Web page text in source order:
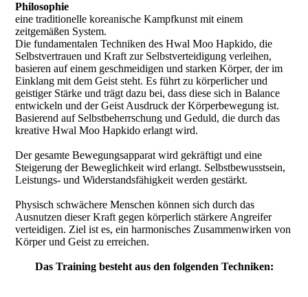
Philosophie
eine traditionelle koreanische Kampfkunst mit einem
zeitgemäßen System.
Die fundamentalen Techniken des Hwal Moo Hapkido, die
Selbstvertrauen und Kraft zur Selbstverteidigung verleihen,
basieren auf einem geschmeidigen und starken Körper, der im
Einklang mit dem Geist steht. Es führt zu körperlicher und
geistiger Stärke und trägt dazu bei, dass diese sich in Balance
entwickeln und der Geist Ausdruck der Körperbewegung ist.
Basierend auf Selbstbeherrschung und Geduld, die durch das
kreative Hwal Moo Hapkido erlangt wird.
Der gesamte Bewegungsapparat wird gekräftigt und eine
Steigerung der Beweglichkeit wird erlangt. Selbstbewusstsein,
Leistungs- und Widerstandsfähigkeit werden gestärkt.
Physisch schwächere Menschen können sich durch das
Ausnutzen dieser Kraft gegen körperlich stärkere Angreifer
verteidigen. Ziel ist es, ein harmonisches Zusammenwirken von
Körper und Geist zu erreichen.
Das Training besteht aus den folgenden Techniken: